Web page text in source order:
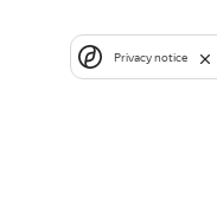
Privacy notice